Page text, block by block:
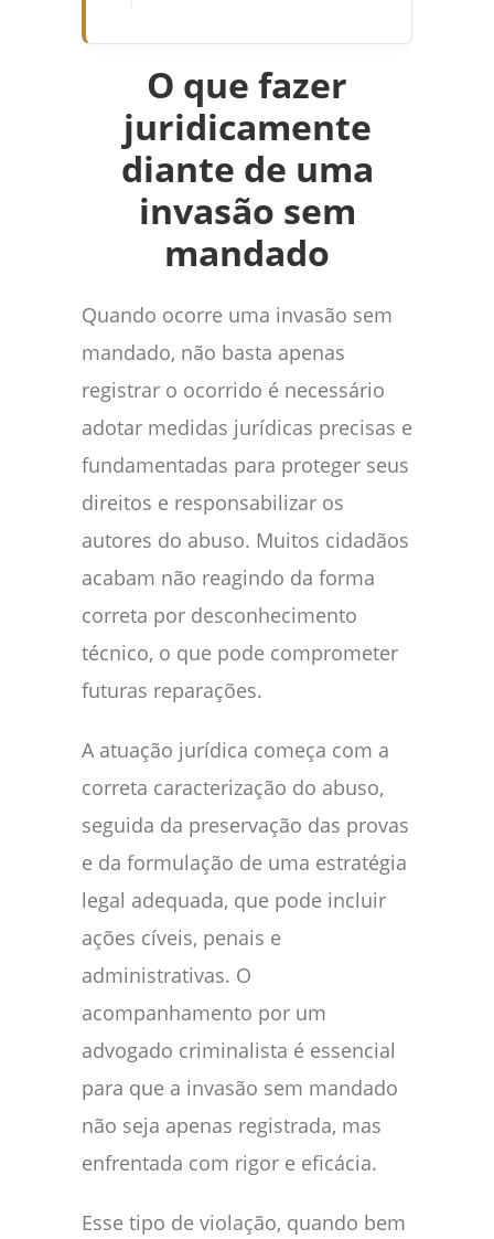
O que fazer
juridicamente
diante de uma
invasão sem
mandado
Quando ocorre uma invasão sem
mandado, não basta apenas
registrar o ocorrido é necessário
adotar medidas jurídicas precisas e
fundamentadas para proteger seus
direitos e responsabilizar os
autores do abuso. Muitos cidadãos
acabam não reagindo da forma
correta por desconhecimento
técnico, o que pode comprometer
futuras reparações.
A atuação jurídica começa com a
correta caracterização do abuso,
seguida da preservação das provas
e da formulação de uma estratégia
legal adequada, que pode incluir
ações cíveis, penais e
administrativas. O
acompanhamento por um
advogado criminalista é essencial
para que a invasão sem mandado
não seja apenas registrada, mas
enfrentada com rigor e eficácia.
Esse tipo de violação, quando bem